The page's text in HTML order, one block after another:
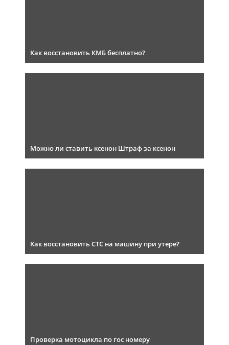
Как восстановить КМБ бесплатно?
Можно ли ставить ксенон Штраф за ксенон
Как восстановить СТС на машину при утере?
Проверка мотоцикла по гос номеру